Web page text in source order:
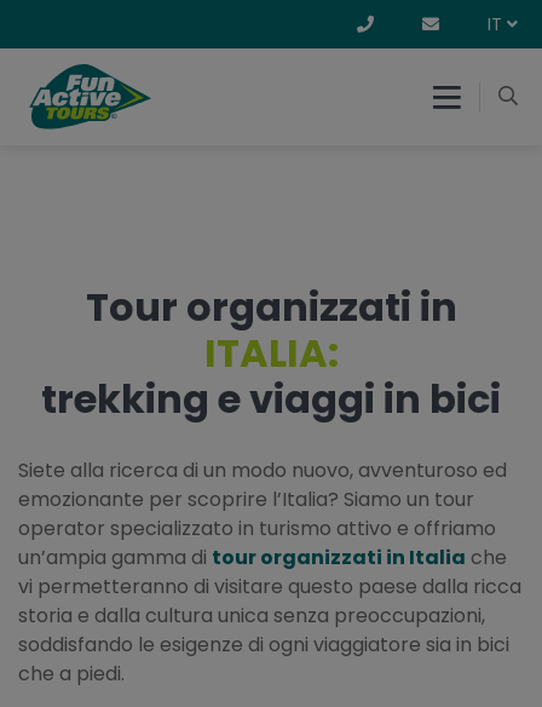
IT
Tour organizzati in
ITALIA:
trekking e viaggi in bici
Siete alla ricerca di un modo nuovo, avventuroso ed
emozionante per scoprire l’Italia? Siamo un tour
operator specializzato in turismo attivo e offriamo
un’ampia gamma di tour organizzati in Italia che
vi permetteranno di visitare questo paese dalla ricca
storia e dalla cultura unica senza preoccupazioni,
soddisfando le esigenze di ogni viaggiatore sia in bici
che a piedi.